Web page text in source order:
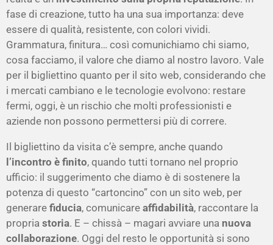
fase di creazione, tutto ha una sua importanza: deve
essere di qualità, resistente, con colori vividi.
Grammatura, finitura… così comunichiamo chi siamo,
cosa facciamo, il valore che diamo al nostro lavoro. Vale
per il bigliettino quanto per il sito web, considerando che
i mercati cambiano e le tecnologie evolvono: restare
fermi, oggi, è un rischio che molti professionisti e
aziende non possono permettersi più di correre.
Il bigliettino da visita c’è sempre, anche quando
l’incontro è finito, quando tutti tornano nel proprio
ufficio: il suggerimento che diamo è di sostenere la
potenza di questo “cartoncino” con un sito web, per
generare fiducia, comunicare affidabilità, raccontare la
propria storia. E – chissà – magari avviare una nuova
collaborazione. Oggi del resto le opportunità si sono